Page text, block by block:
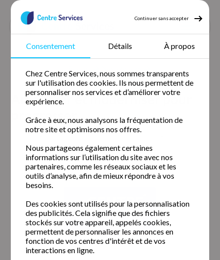
Continuer sans accepter
Consentement Détails À propos
Chez Centre Services, nous sommes transparents
sur l'utilisation des cookies. Ils nous permettent de
personnaliser nos services et d’améliorer votre
expérience.
Grâce à eux, nous analysons la fréquentation de
notre site et optimisons nos offres.
Nous partageons également certaines
informations sur l’utilisation du site avec nos
partenaires, comme les réseaux sociaux et les
outils d’analyse, afin de mieux répondre à vos
besoins.
Des cookies sont utilisés pour la personnalisation
des publicités. Cela signifie que des fichiers
stockés sur votre appareil, appelés cookies,
permettent de personnaliser les annonces en
fonction de vos centres d'intérêt et de vos
interactions en ligne.
Ameliorer et moderniser pour progresser
Améliorer et moderniser pour
progresser
Notre logo se refait une beauté et adopte un graphisme
illustrant les valeurs de Centre Services.